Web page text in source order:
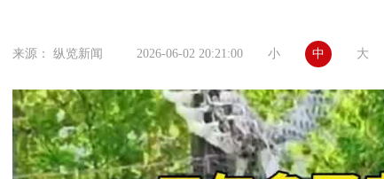
来源： 纵览新闻 2026-06-02 20:21:00 小 中 大